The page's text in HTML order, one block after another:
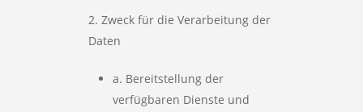
2. Zweck für die Verarbeitung der
Daten
a. Bereitstellung der
verfügbaren Dienste und